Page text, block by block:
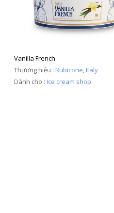
Vanilla French
Thương hiệu : Rubicone Italy
Dành cho : Ice cream shop